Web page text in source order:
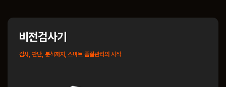
비전검사기
검사, 판단, 분석까지, 스마트 품질관리의 시작